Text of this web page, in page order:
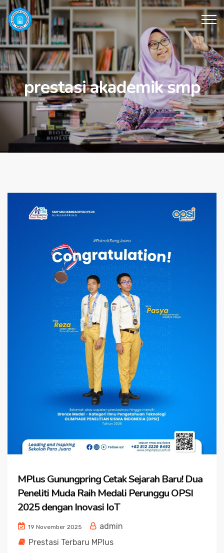
prestasi akademik smp
MPlus Gunungpring Cetak Sejarah Baru! Dua
Peneliti Muda Raih Medali Perunggu OPSI
2025 dengan Inovasi IoT
19 November 2025
admin
Prestasi Terbaru MPlus